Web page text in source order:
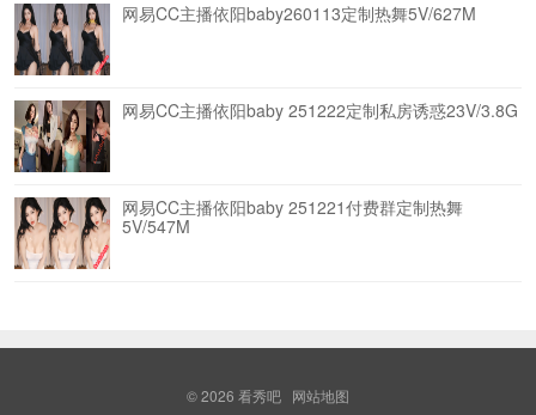
网易CC主播依阳baby260113定制热舞5V/627M
网易CC主播依阳baby 251222定制私房诱惑23V/3.8G
网易CC主播依阳baby 251221付费群定制热舞
5V/547M
© 2026 看秀吧 网站地图